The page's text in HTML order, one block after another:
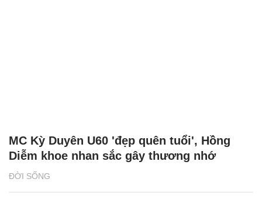
ĐỜI SỐNG
MC Kỳ Duyên U60 'đẹp quên tuổi', Hồng
Diễm khoe nhan sắc gây thương nhớ